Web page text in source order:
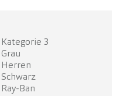
Kategorie 3
Grau
Herren
Schwarz
Ray-Ban